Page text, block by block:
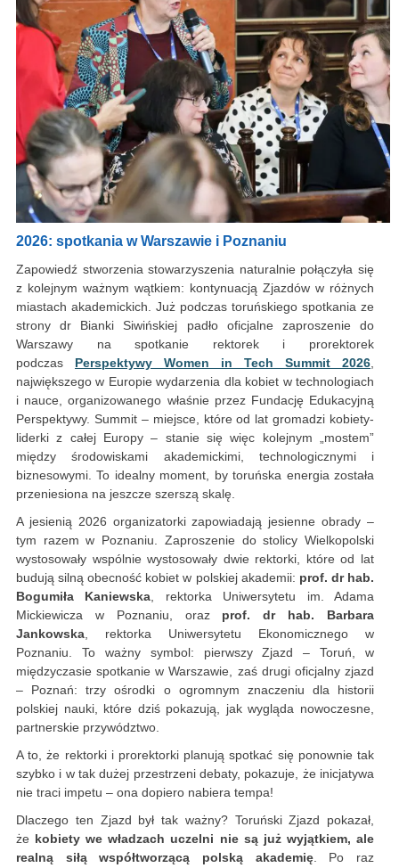
2026: spotkania w Warszawie i Poznaniu
Zapowiedź stworzenia stowarzyszenia naturalnie połączyła się
z kolejnym ważnym wątkiem: kontynuacją Zjazdów w różnych
miastach akademickich. Już podczas toruńskiego spotkania ze
strony dr Bianki Siwińskiej padło oficjalne zaproszenie do
Warszawy na spotkanie rektorek i prorektorek
podczas Perspektywy Women in Tech Summit 2026,
największego w Europie wydarzenia dla kobiet w technologiach
i nauce, organizowanego właśnie przez Fundację Edukacyjną
Perspektywy. Summit – miejsce, które od lat gromadzi kobiety-
liderki z całej Europy – stanie się więc kolejnym „mostem”
między środowiskami akademickimi, technologicznymi i
biznesowymi. To idealny moment, by toruńska energia została
przeniesiona na jeszcze szerszą skalę.
A jesienią 2026 organizatorki zapowiadają jesienne obrady –
tym razem w Poznaniu. Zaproszenie do stolicy Wielkopolski
wystosowały wspólnie wystosowały dwie rektorki, które od lat
budują silną obecność kobiet w polskiej akademii: prof. dr hab.
Bogumiła Kaniewska, rektorka Uniwersytetu im. Adama
Mickiewicza w Poznaniu, oraz prof. dr hab. Barbara
Jankowska, rektorka Uniwersytetu Ekonomicznego w
Poznaniu. To ważny symbol: pierwszy Zjazd – Toruń, w
międzyczasie spotkanie w Warszawie, zaś drugi oficjalny zjazd
– Poznań: trzy ośrodki o ogromnym znaczeniu dla historii
polskiej nauki, które dziś pokazują, jak wygląda nowoczesne,
partnerskie przywództwo.
A to, że rektorki i prorektorki planują spotkać się ponownie tak
szybko i w tak dużej przestrzeni debaty, pokazuje, że inicjatywa
nie traci impetu – ona dopiero nabiera tempa!
Dlaczego ten Zjazd był tak ważny? Toruński Zjazd pokazał,
że kobiety we władzach uczelni nie są już wyjątkiem, ale
realną siłą współtworzącą polską akademię. Po raz